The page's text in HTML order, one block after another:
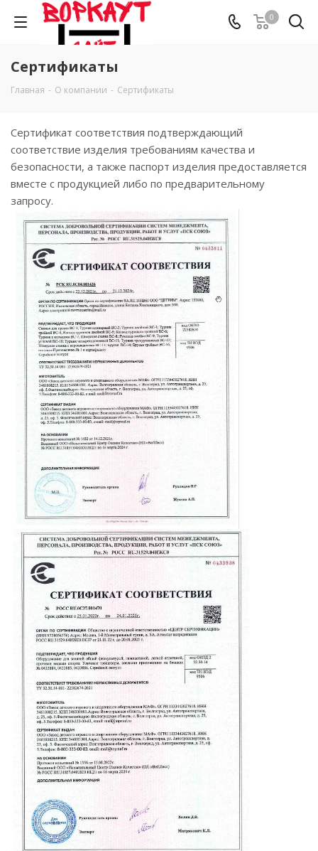
0
Сертификаты
Главная - О компании - Сертификаты
Сертификат соответствия подтверждающий
соответствие изделия требованиям качества и
безопасности, а также паспорт изделия предоставляется
вместе с продукцией либо по предварительному
запросу.